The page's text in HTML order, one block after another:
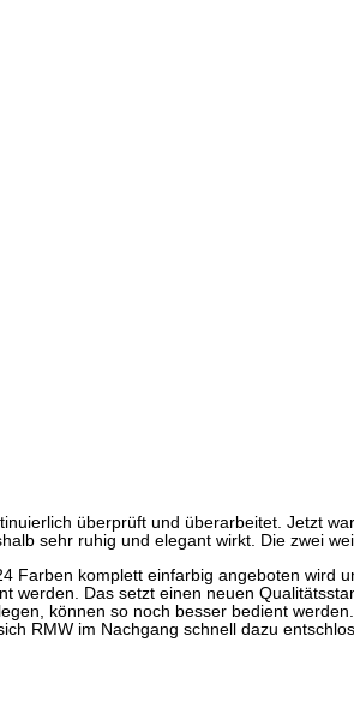
überprüft und überarbeitet. Jetzt
sehr ruhig und elegant wirkt. Die zwei
komplett einfarbig angeboten wird
Das setzt einen neuen
können so noch besser bedient
RMW im Nachgang schnell dazu